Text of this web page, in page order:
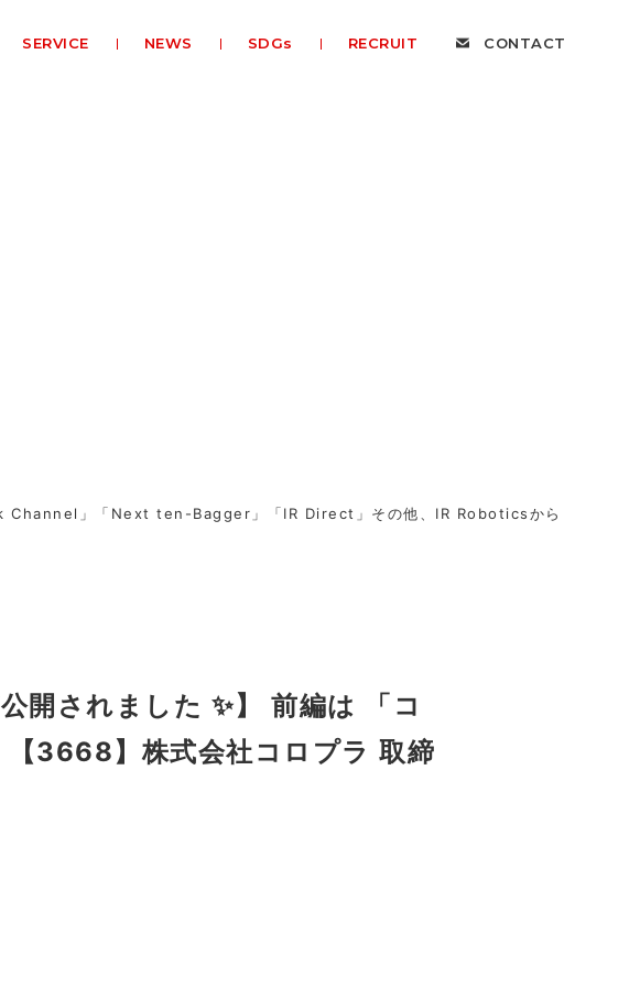
SERVICE NEWS SDGs RECRUIT CONTACT
Channel」「Next ten-Bagger」「IR Direct」その他、IR Roboticsから
開されました ✨】 前編は 「コ
【3668】株式会社コロプラ 取締